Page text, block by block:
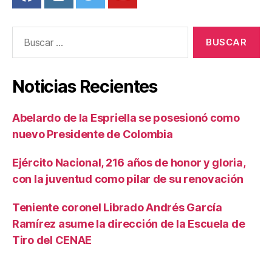
Noticias Recientes
Abelardo de la Espriella se posesionó como
nuevo Presidente de Colombia
Ejército Nacional, 216 años de honor y gloria,
con la juventud como pilar de su renovación
Teniente coronel Librado Andrés García
Ramírez asume la dirección de la Escuela de
Tiro del CENAE